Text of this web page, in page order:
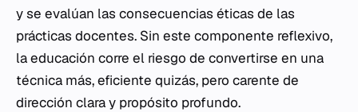
y se evalúan las consecuencias éticas de las
prácticas docentes. Sin este componente reflexivo,
la educación corre el riesgo de convertirse en una
técnica más, eficiente quizás, pero carente de
dirección clara y propósito profundo.